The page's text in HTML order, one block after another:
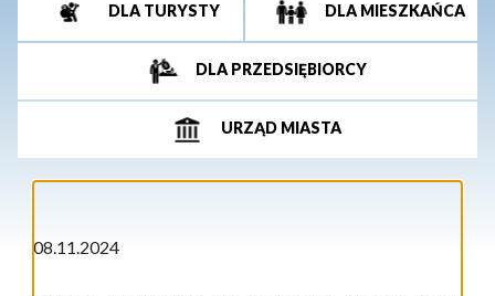
DLA TURYSTY DLA MIESZKAŃCA
DLA PRZEDSIĘBIORCY
URZĄD MIASTA
08.11.2024